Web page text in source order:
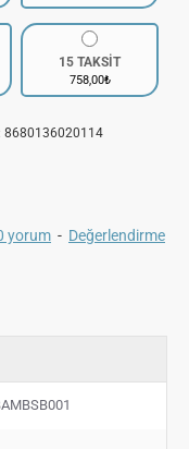
yorum - Değerlendirme
15 TAKSİT
758,00₺
8680136020114